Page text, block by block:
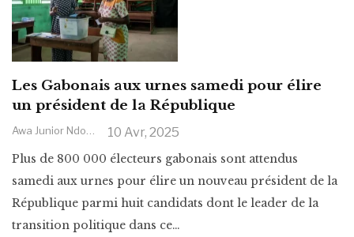
Les Gabonais aux urnes samedi pour élire
un président de la République
Awa Junior Ndoye 10 Avr, 2025
Plus de 800 000 électeurs gabonais sont attendus
samedi aux urnes pour élire un nouveau président de la
République parmi huit candidats dont le leader de la
transition politique dans ce…